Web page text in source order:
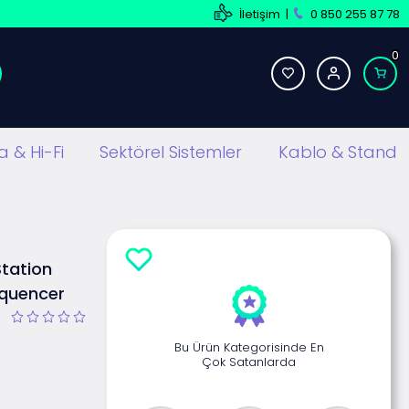
İletişim | 0 850 255 87 78
0
& Hi-Fi Sektörel Sistemler Kablo & Stand
Bu Ürün Kategorisinde En
Çok Satanlarda